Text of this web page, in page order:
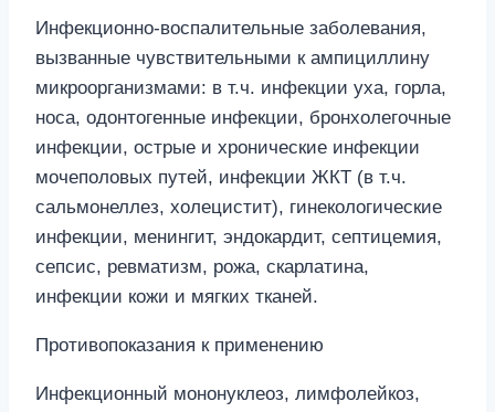
Инфекционно-воспалительные заболевания,
вызванные чувствительными к ампициллину
микроорганизмами: в т.ч. инфекции уха, горла,
носа, одонтогенные инфекции, бронхолегочные
инфекции, острые и хронические инфекции
мочеполовых путей, инфекции ЖКТ (в т.ч.
сальмонеллез, холецистит), гинекологические
инфекции, менингит, эндокардит, септицемия,
сепсис, ревматизм, рожа, скарлатина,
инфекции кожи и мягких тканей.
Противопоказания к применению
Инфекционный мононуклеоз, лимфолейкоз,